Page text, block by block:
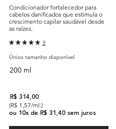
FONDANT EXTENTIONISTE
Condicionador fortalecedor para
cabelos danificados que estimula o
crescimento capilar saudável desde
as raízes.
3
Único tamanho disponível
200 ml
R$ 314,00
(R$ 1,57/ml.)
ou 10x de R$ 31,40 sem juros